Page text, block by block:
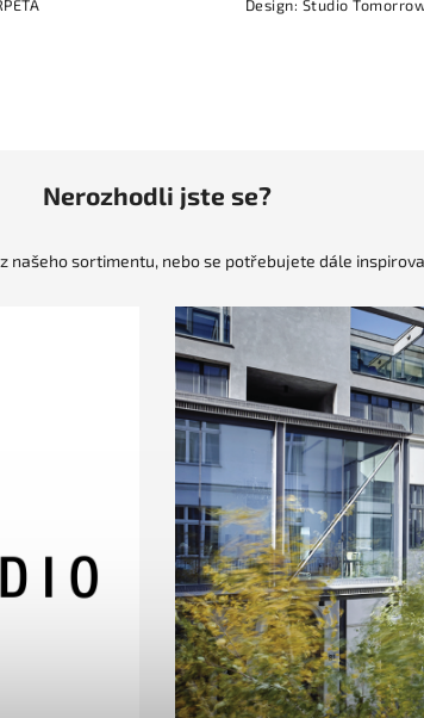
Design: Studio
Nerozhodli jste se?
našeho sortimentu, nebo se potřebujete dále